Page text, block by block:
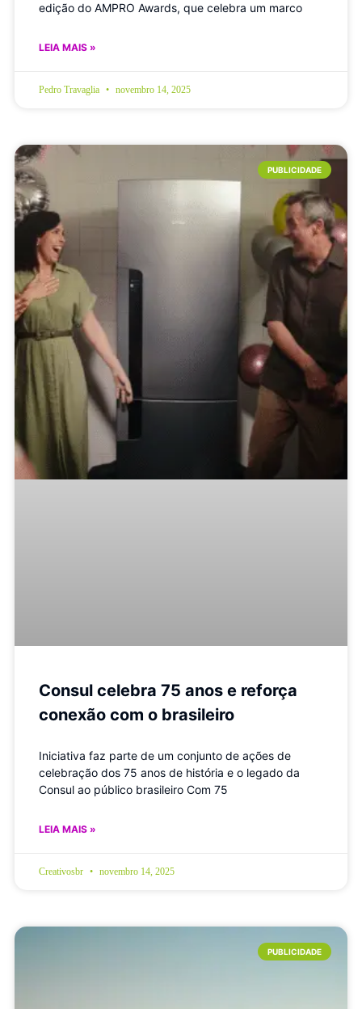
edição do AMPRO Awards, que celebra um marco
LEIA MAIS »
Pedro Travaglia novembro 14, 2025
PUBLICIDADE
Consul celebra 75 anos e reforça
conexão com o brasileiro
Iniciativa faz parte de um conjunto de ações de
celebração dos 75 anos de história e o legado da
Consul ao público brasileiro Com 75
LEIA MAIS »
Creativosbr novembro 14, 2025
PUBLICIDADE